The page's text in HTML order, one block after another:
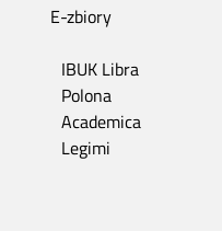
E-zbiory
IBUK Libra
Polona
Academica
Legimi